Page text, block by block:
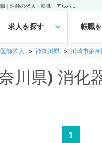
求人を探す 転職
師求人 神奈川県 川崎市多摩
川県) 消化
1